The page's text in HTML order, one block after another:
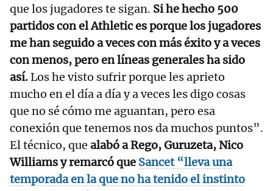
que los jugadores te sigan. Si he hecho 500
partidos con el Athletic es porque los jugadores
me han seguido a veces con más éxito y a veces
con menos, pero en líneas generales ha sido
así.Los he visto sufrir porque les aprieto
mucho en el día a día y a veces les digo cosas
que no sé cómo me aguantan, pero esa
conexión que tenemos nos da muchos puntos”.
El técnico, que alabó a Rego, Guruzeta, Nico
Williams y remarcó que Sancet “lleva una
temporada en la que no ha tenido el instinto